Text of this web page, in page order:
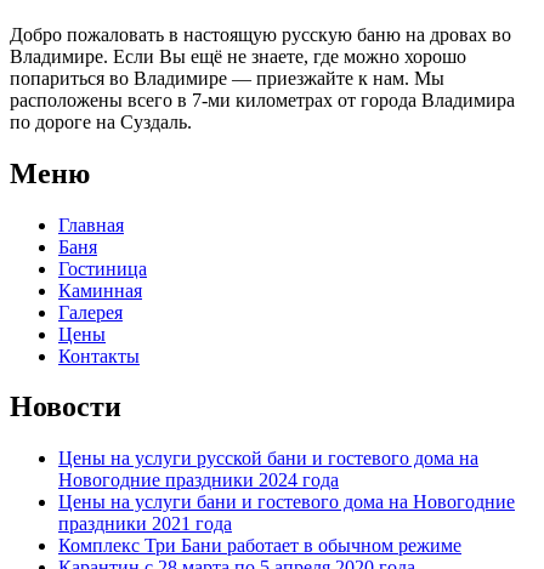
Добро пожаловать в настоящую русскую баню на дровах во
Владимире. Если Вы ещё не знаете, где можно хорошо
попариться во Владимире — приезжайте к нам. Мы
расположены всего в 7-ми километрах от города Владимира
по дороге на Суздаль.
Меню
Главная
Баня
Гостиница
Каминная
Галерея
Цены
Контакты
Новости
Цены на услуги русской бани и гостевого дома на
Новогодние праздники 2024 года
Цены на услуги бани и гостевого дома на Новогодние
праздники 2021 года
Комплекс Три Бани работает в обычном режиме